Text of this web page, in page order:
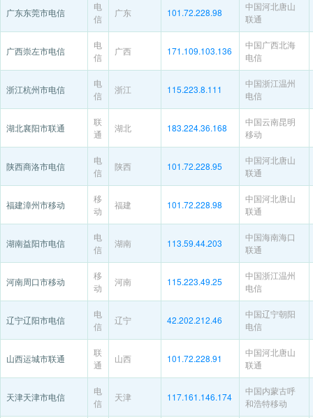
广东东莞市电信
电
信
广东 101.72.228.98
中国河北唐山
联通
广西崇左市电信
电
信
广西 171.109.103.136
中国广西北海
电信
浙江杭州市电信
电
信
浙江 115.223.8.111
中国浙江温州
电信
湖北襄阳市联通
联
通
湖北 183.224.36.168
中国云南昆明
移动
陕西商洛市电信
电
信
陕西 101.72.228.95
中国河北唐山
联通
福建漳州市移动
移
动
福建 101.72.228.98
中国河北唐山
联通
湖南益阳市电信
电
信
湖南 113.59.44.203
中国海南海口
联通
河南周口市移动
移
动
河南 115.223.49.25
中国浙江温州
电信
辽宁辽阳市电信
电
信
辽宁 42.202.212.46
中国辽宁朝阳
电信
山西运城市联通
联
通
山西 101.72.228.91
中国河北唐山
联通
天津天津市电信
电
信
天津 117.161.146.174
中国内蒙古呼
和浩特移动